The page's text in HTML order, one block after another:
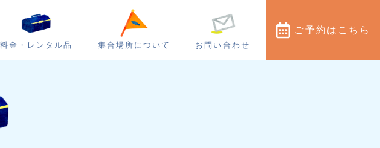
料金・レンタル品 集合場所について お問い合わせ
ご予約 はこちら